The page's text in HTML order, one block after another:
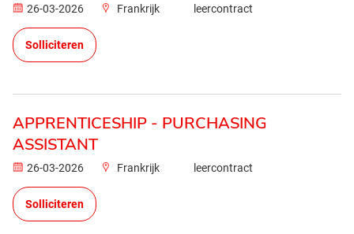
26-03-2026 Frankrijk leercontract
Solliciteren
APPRENTICESHIP - PURCHASING
ASSISTANT
26-03-2026 Frankrijk leercontract
Solliciteren